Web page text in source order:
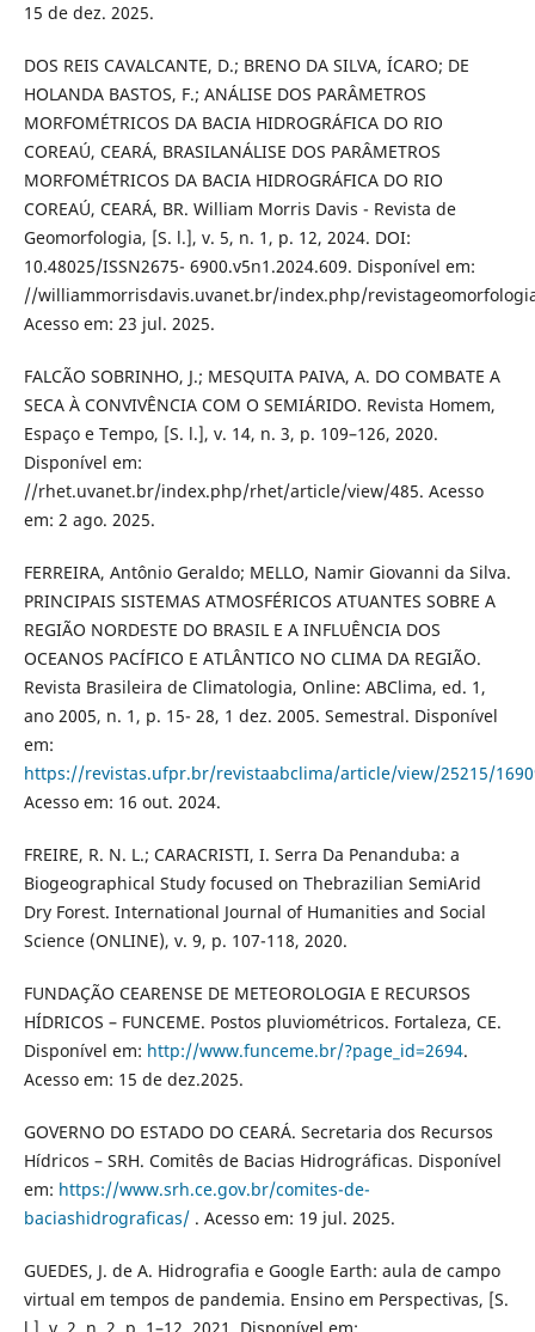
15 de dez. 2025.
DOS REIS CAVALCANTE, D.; BRENO DA SILVA, ÍCARO; DE
HOLANDA BASTOS, F.; ANÁLISE DOS PARÂMETROS
MORFOMÉTRICOS DA BACIA HIDROGRÁFICA DO RIO
COREAÚ, CEARÁ, BRASILANÁLISE DOS PARÂMETROS
MORFOMÉTRICOS DA BACIA HIDROGRÁFICA DO RIO
COREAÚ, CEARÁ, BR. William Morris Davis - Revista de
Geomorfologia, [S. l.], v. 5, n. 1, p. 12, 2024. DOI:
10.48025/ISSN2675- 6900.v5n1.2024.609. Disponível em:
//williammorrisdavis.uvanet.br/index.php/
Acesso em: 23 jul. 2025.
FALCÃO SOBRINHO, J.; MESQUITA PAIVA, A. DO COMBATE A
SECA À CONVIVÊNCIA COM O SEMIÁRIDO. Revista Homem,
Espaço e Tempo, [S. l.], v. 14, n. 3, p. 109–126, 2020.
Disponível em:
//rhet.uvanet.br/index.php/rhet/article/view/485. Acesso
em: 2 ago. 2025.
FERREIRA, Antônio Geraldo; MELLO, Namir Giovanni da Silva.
PRINCIPAIS SISTEMAS ATMOSFÉRICOS ATUANTES SOBRE A
REGIÃO NORDESTE DO BRASIL E A INFLUÊNCIA DOS
OCEANOS PACÍFICO E ATLÂNTICO NO CLIMA DA REGIÃO.
Revista Brasileira de Climatologia, Online: ABClima, ed. 1,
ano 2005, n. 1, p. 15- 28, 1 dez. 2005. Semestral. Disponível
em:
https://revistas.ufpr.br/revistaabclima/article/view/25215/
Acesso em: 16 out. 2024.
FREIRE, R. N. L.; CARACRISTI, I. Serra Da Penanduba: a
Biogeographical Study focused on Thebrazilian SemiArid
Dry Forest. International Journal of Humanities and Social
Science (ONLINE), v. 9, p. 107-118, 2020.
FUNDAÇÃO CEARENSE DE METEOROLOGIA E RECURSOS
HÍDRICOS – FUNCEME. Postos pluviométricos. Fortaleza, CE.
Disponível em: http://www.funceme.br/?page_id=2694.
Acesso em: 15 de dez.2025.
GOVERNO DO ESTADO DO CEARÁ. Secretaria dos Recursos
Hídricos – SRH. Comitês de Bacias Hidrográficas. Disponível
em: https://www.srh.ce.gov.br/comites-de-
baciashidrograficas/. Acesso em: 19 jul. 2025.
GUEDES, J. de A. Hidrografia e Google Earth: aula de campo
virtual em tempos de pandemia. Ensino em Perspectivas, [S.